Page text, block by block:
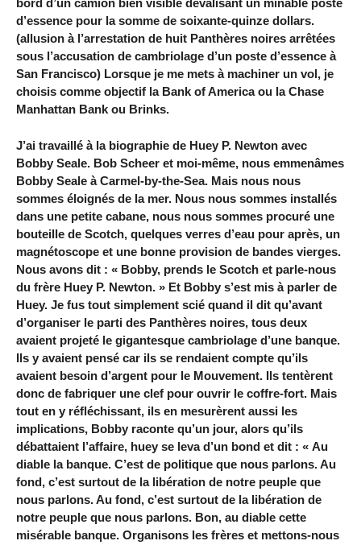
bord d’un camion bien visible dévalisant un minable poste
d’essence pour la somme de soixante-quinze dollars.
(allusion à l’arrestation de huit Panthères noires arrêtées
sous l’accusation de cambriolage d’un poste d’essence à
San Francisco) Lorsque je me mets à machiner un vol, je
choisis comme objectif la Bank of America ou la Chase
Manhattan Bank ou Brinks.
J’ai travaillé à la biographie de Huey P. Newton avec
Bobby Seale. Bob Scheer et moi-même, nous emmenâmes
Bobby Seale à Carmel-by-the-Sea. Mais nous nous
sommes éloignés de la mer. Nous nous sommes installés
dans une petite cabane, nous nous sommes procuré une
bouteille de Scotch, quelques verres d’eau pour après, un
magnétoscope et une bonne provision de bandes vierges.
Nous avons dit : « Bobby, prends le Scotch et parle-nous
du frère Huey P. Newton. » Et Bobby s’est mis à parler de
Huey. Je fus tout simplement scié quand il dit qu’avant
d’organiser le parti des Panthères noires, tous deux
avaient projeté le gigantesque cambriolage d’une banque.
Ils y avaient pensé car ils se rendaient compte qu’ils
avaient besoin d’argent pour le Mouvement. Ils tentèrent
donc de fabriquer une clef pour ouvrir le coffre-fort. Mais
tout en y réfléchissant, ils en mesurèrent aussi les
implications, Bobby raconte qu’un jour, alors qu’ils
débattaient l’affaire, huey se leva d’un bond et dit : « Au
diable la banque. C’est de politique que nous parlons. Au
fond, c’est surtout de la libération de notre peuple que
nous parlons. Au fond, c’est surtout de la libération de
notre peuple que nous parlons. Bon, au diable cette
misérable banque. Organisons les frères et mettons-nous